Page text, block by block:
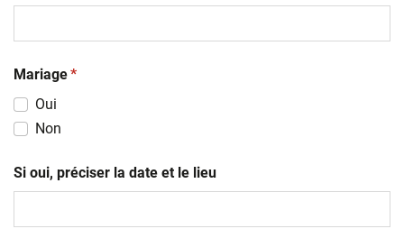
Mariage(obligatoire)
*
Oui
Non
Si oui, préciser la date et le lieu